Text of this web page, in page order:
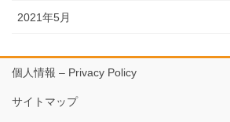
2021年5月
個人情報 – Privacy Policy
サイトマップ